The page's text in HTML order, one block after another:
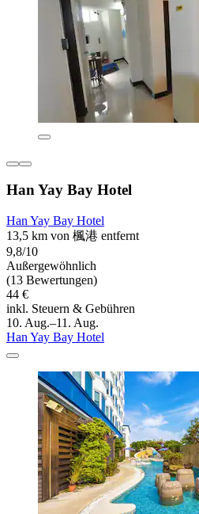
Han Yay Bay Hotel
Han Yay Bay Hotel
13,5 km von 楓港 entfernt
9,8/10
Außergewöhnlich
(13 Bewertungen)
44 €
inkl. Steuern & Gebühren
10. Aug.–11. Aug.
Han Yay Bay Hotel